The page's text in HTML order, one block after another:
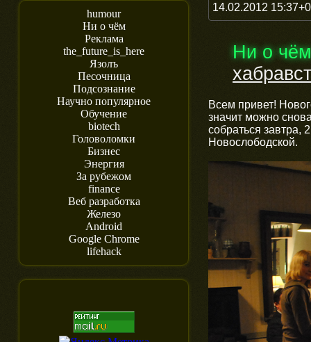
humour
Ни о чём
Реклама
the_future_is_here
Язолъ
Песочница
Подсознание
Научно популярное
Обучение
biotech
Головоломки
Бизнес
Энергия
За рубежом
finance
Веб разработка
Железо
Android
Google Chrome
lifehack
14.02.2012
Ни о чём
Всем привет!
значит можно
собраться завтра,
Новослободской.